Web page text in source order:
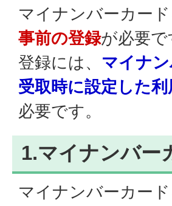
マイナンバーカー
事前の登録が必要で
登録には、 マイナ
受取時に設定した
必要です。
1.マイナンバー
マイナンバーカー